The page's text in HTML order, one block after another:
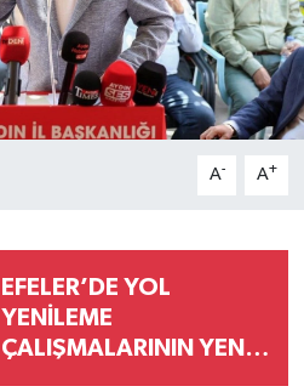
A- A+
EFELER’DE YOL
YENİLEME
ÇALIŞMALARININ YENİ